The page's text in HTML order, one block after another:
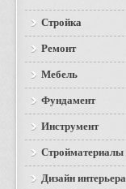
Стройка
Ремонт
Мебель
Фундамент
Инструмент
Стройматериалы
Дизайн интерьера